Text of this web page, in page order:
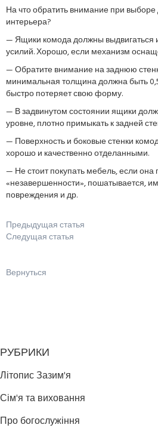
На что обратить внимание при
интерьера?
— Ящики комода должны выдвигаться и
усилий. Хорошо, если механизм
— Обратите внимание на заднюю
минимальная толщина должна быть
быстро потеряет свою форму.
— В задвинутом состоянии ящики
уровне, плотно примыкать к задней
— Поверхность и боковые стенки
хорошо и качественно отделанными.
— Не стоит покупать мебель, если она
«незавершенности», пошатывается,
повреждения и др.
Предыдущая статья
Следущая статья
Вернуться
РУБРИКИ
Літопис Зазим'я
Сім'я та виховання
Про богослужіння